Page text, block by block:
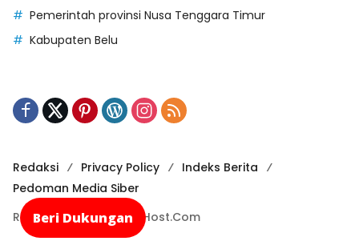
Pemerintah provinsi Nusa Tenggara Timur
Kabupaten Belu
Redaksi Privacy Policy
Indeks Berita
Pedoman Media Siber
Recode By NusaCloudHost.Com
Beri Dukungan